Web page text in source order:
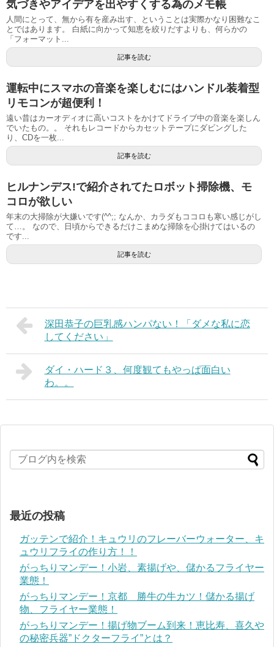
気づきやアイデアを出やすくする為のメモ帳
人間にとって、無から有を産み出す、ということは実際かなり困難なこ
とではあります。 白紙に向かって知恵を絞りだすよりも、何らかの
「フォーマット...
記事を読む
運転中にスマホの音楽を楽しむにはハンドル装着型
リモコンが超便利！
遠い昔はカーオディオに高いコストをかけてドライブ中の音楽を楽しん
でいたもの。。 それもレコードからカセットテープにダビングした
り、CDを一枚...
記事を読む
ヒルナンデス!で紹介されてたロボット掃除機、モ
コロが欲しい
年末の大掃除が大嫌いです(^^;; なんか、カラダもココロも寒い感じがし
て…。 なので、日頃からできるだけこまめな掃除を心掛けてはいるの
です...
記事を読む
深田恭子の巨乳感ハンパない！「ダメな私に恋
してください」
ダイ・ハード３、何度観てもやっぱ面白い
わ。。
最近の投稿
ガッテンで紹介！キュウリのフレーバーウォーター、キ
ュウリフライの作り方！！
がっちりマンデー！小岩、素揚げや、儲かるフライヤー
業態！
がっちりマンデー！京都 勝牛の牛カツ！儲かる揚げ
物、フライヤー業態！
がっちりマンデー！揚げ物ブーム到来！恵比寿、喜久や
の秘密兵器”ドクターフライ”とは？